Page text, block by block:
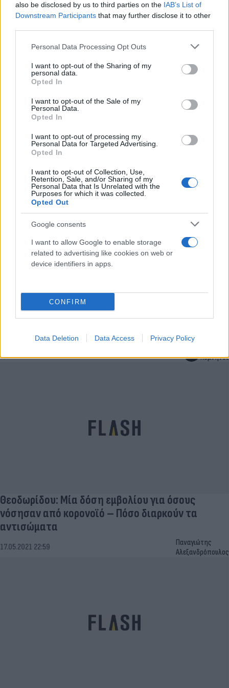
also be disclosed by us to third parties on the IAB’s List of
Downstream Participants that may further disclose it to other
Please note that this website/app uses one or more Google
not limited to your visit or usage behaviour. You may click to
grant or deny consent to Google and its third-party tags to
use your data for below specified purposes in below Google
consent section.
Personal Data Processing Opt Outs
I want to opt-out of the Sharing of my
personal data.
Opted In
I want to opt-out of the Sale of my
Personal Data.
Opted In
I want to opt-out of processing my
Personal Data for Targeted Advertising.
Opted In
I want to opt-out of Collection, Use,
Retention, Sale, and/or Sharing of my
Personal Data that Is Unrelated with the
Purposes for which it was collected.
Opted Out
Google consents
I want to allow Google to enable storage
related to advertising like cookies on web or
device identifiers in apps.
CONFIRM
Data Deletion Data Access Privacy Policy
Κορονοϊός θεραπεία: Φάρμακο «μηδένισε» το ιικό
φορτίο σε ποντίκια [vid]
18.05.2021 13:38
Κορονοϊός: Η ανοσιακή απάντηση των mRNA
εμβολίων σε έγκυες και θηλάζουσες
Κομνηνού
Θεοδωρίδου: Μία δόση εμβολίου για όσους
νόσησαν από κορονοϊό – Πόσο διαρκούν τα
αντισώματα
17.05.2021 22:59
Παναγιώτης
Αλεξανδρόπουλος